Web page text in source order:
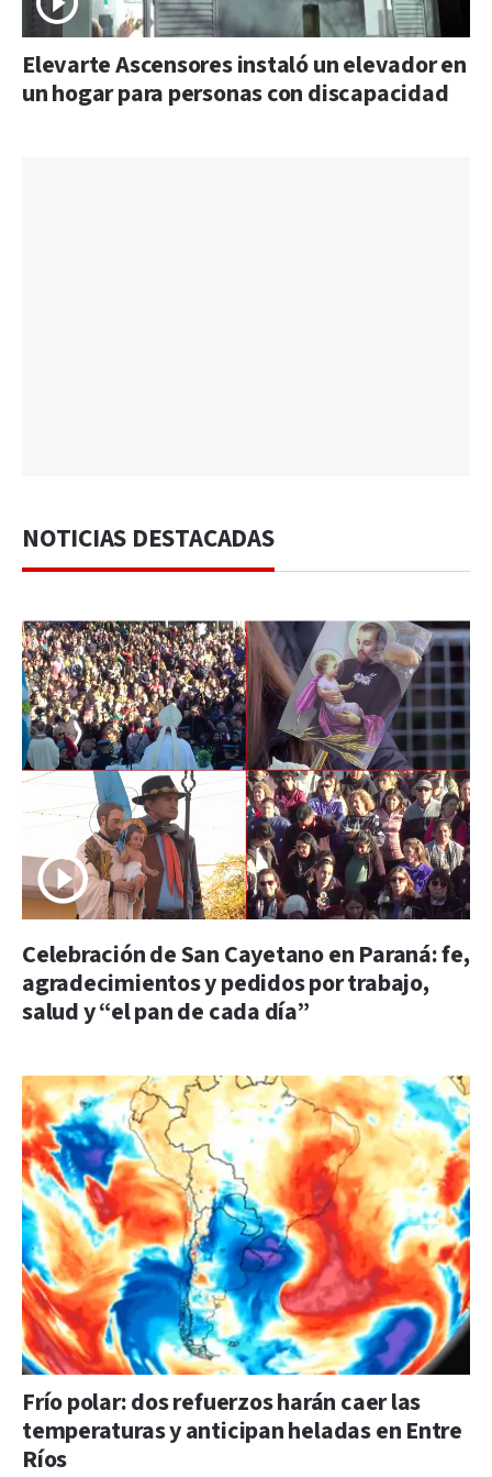
Elevarte Ascensores instaló un elevador en
un hogar para personas con discapacidad
NOTICIAS DESTACADAS
Celebración de San Cayetano en Paraná: fe,
agradecimientos y pedidos por trabajo,
salud y “el pan de cada día”
Frío polar: dos refuerzos harán caer las
temperaturas y anticipan heladas en Entre
Ríos